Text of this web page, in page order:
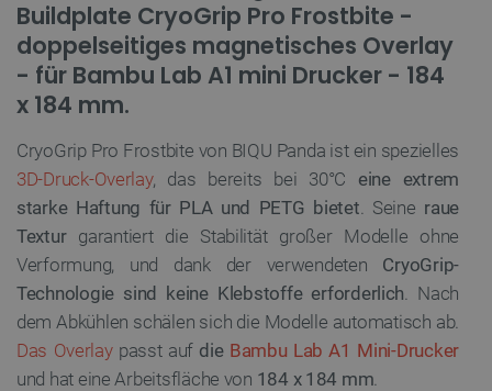
Buildplate CryoGrip Pro Frostbite -
doppelseitiges magnetisches Overlay
- für Bambu Lab A1 mini Drucker - 184
x 184 mm.
CryoGrip Pro Frostbite von BIQU Panda ist ein spezielles
3D-Druck-Overlay, das bereits bei 30°C eine extrem
starke Haftung für PLA und PETG bietet . Seine raue
Texturgarantiert die Stabilität großer Modelle ohne
Verformung, und dank der verwendeten CryoGrip-
Technologie sind keine Klebstoffe erforderlich . Nach
dem Abkühlen schälen sich die Modelle automatisch ab.
Das Overlaypasst auf die Bambu Lab A1 Mini-Drucker
und hat eine Arbeitsfläche von 184 x 184 mm